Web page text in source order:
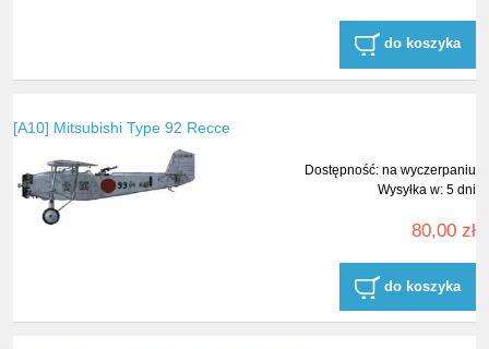
do koszyka
[A10] Mitsubishi Type 92 Recce
Dostępność: na wyczerpaniu
Wysyłka w: 5 dni
80,00 zł
do koszyka